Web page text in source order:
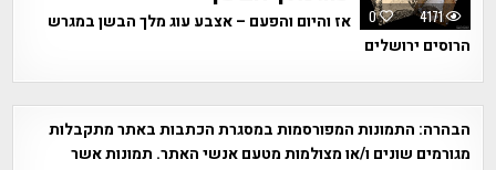
0 4171
אז והיום והפעם – אצבע עוג מלך הבשן במגרש
הרוסים ירושלים
הבהרה: התמונות המפורסמות במסגרת הכתבות באתר מתקבלות
מגורמים שונים ו/או מצולמות מטעם אנשי האתר. תמונות אשר